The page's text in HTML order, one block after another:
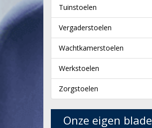
Tuinstoelen
Vergaderstoelen
Wachtkamerstoelen
Werkstoelen
Zorgstoelen
Onze eigen